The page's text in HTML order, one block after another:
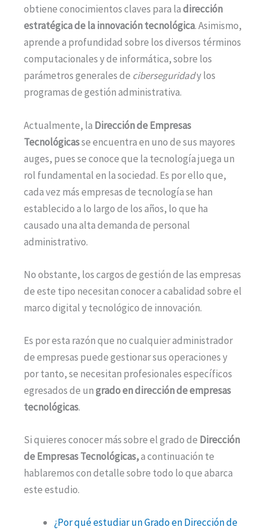
obtiene conocimientos claves para ladirección
estratégica de la innovación tecnológica. Asimismo,
aprende a profundidad sobre los diversos términos
computacionales y de informática, sobre los
parámetros generales de ciberseguridady los
programas de gestión administrativa.
Actualmente, la Dirección de Empresas
Tecnológicasse encuentra en uno de sus mayores
auges, pues se conoce que la tecnología juega un
rol fundamental en la sociedad. Es por ello que,
cada vez más empresas de tecnología se han
establecido a lo largo de los años, lo que ha
causado una alta demanda de personal
administrativo.
No obstante, los cargos de gestión de las empresas
de este tipo necesitan conocer a cabalidad sobre el
marco digital y tecnológico de innovación.
Es por esta razón que no cualquier administrador
de empresas puede gestionar sus operaciones y
por tanto, se necesitan profesionales específicos
egresados de ungrado en dirección de empresas
tecnológicas.
Si quieres conocer más sobre el grado de Dirección
de Empresas Tecnológicas,a continuación te
hablaremos con detalle sobre todo lo que abarca
este estudio.
¿Por qué estudiar un Grado en Dirección de